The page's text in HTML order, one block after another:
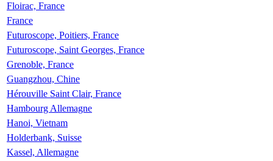
Floirac, France
France
Futuroscope, Poitiers, France
Futuroscope, Saint Georges, France
Grenoble, France
Guangzhou, Chine
Hérouville Saint Clair, France
Hambourg Allemagne
Hanoi, Vietnam
Holderbank, Suisse
Kassel, Allemagne